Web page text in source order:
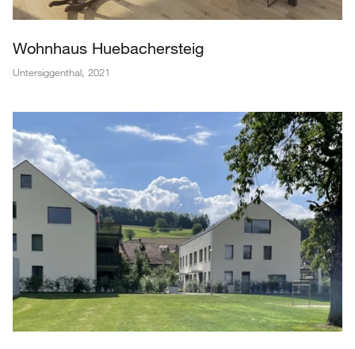
Wohnhaus Huebachersteig
Untersiggenthal, 2021